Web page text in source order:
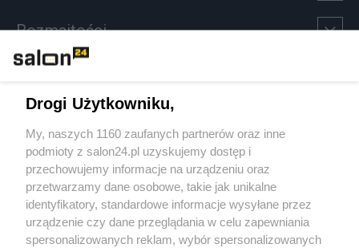
Rozmaitości
Sport
Społeczeństwo
Kultura
Drogi Użytkowniku,
My, naszych 1160 zaufanych partnerów oraz inne
podmioty z salon24.pl uzyskujemy dostęp i
przechowujemy informacje na urządzeniu oraz
przetwarzamy dane osobowe, takie jak unikalne
identyfikatory, standardowe informacje wysyłane przez
urządzenie czy dane przeglądania w celu zapewniania
spersonalizowanych reklam, wybór spersonalizowanych